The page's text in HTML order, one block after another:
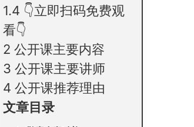
1.4 👇立即扫码免费观
看👇
2 公开课主要内容
3 公开课主要讲师
4 公开课推荐理由
文章目录